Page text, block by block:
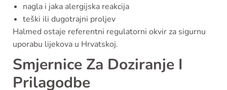
nagla i jaka alergijska reakcija
teški ili dugotrajni proljev
Halmed ostaje referentni regulatorni okvir za sigurnu
uporabu lijekova u Hrvatskoj.
Smjernice Za Doziranje I
Prilagodbe